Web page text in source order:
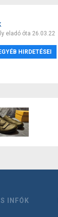
eladó óta 26.03.22
HIRDETÉSEI
INFÓK